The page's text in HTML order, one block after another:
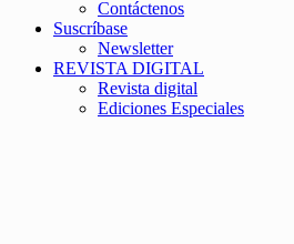
Contáctenos
Suscríbase
Newsletter
REVISTA DIGITAL
Revista digital
Ediciones Especiales